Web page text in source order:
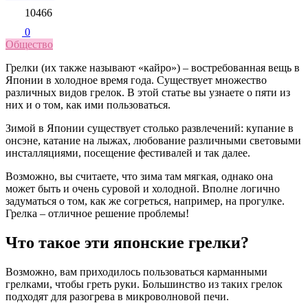
10466
0
Общество
Грелки (их также называют «кайро») – востребованная вещь в
Японии в холодное время года. Существует множество
различных видов грелок. В этой статье вы узнаете о пяти из
них и о том, как ими пользоваться.
Зимой в Японии существует столько развлечений: купание в
онсэне, катание на лыжах, любование различными световыми
инсталляциями, посещение фестивалей и так далее.
Возможно, вы считаете, что зима там мягкая, однако она
может быть и очень суровой и холодной. Вполне логично
задуматься о том, как же согреться, например, на прогулке.
Грелка – отличное решение проблемы!
Что такое эти японские грелки?
Возможно, вам приходилось пользоваться карманными
грелками, чтобы греть руки. Большинство из таких грелок
подходят для разогрева в микроволновой печи.